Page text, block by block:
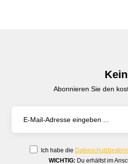
Abonnieren Sie den
Ich habe die
WICHTIG: Du erhältst im